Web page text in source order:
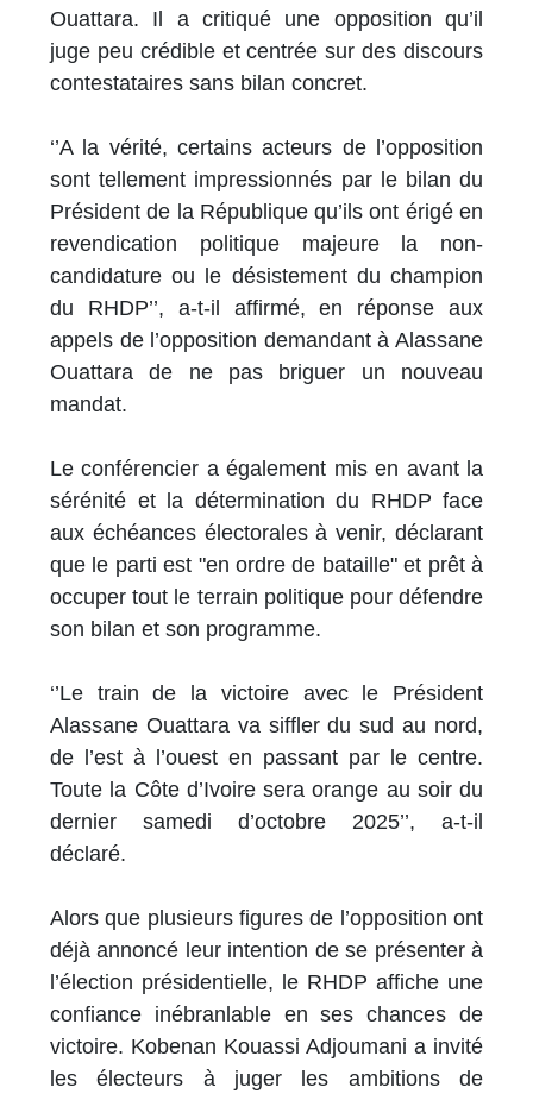
Ouattara. Il a critiqué une opposition qu’il
juge peu crédible et centrée sur des discours
contestataires sans bilan concret.
‘’A la vérité, certains acteurs de l’opposition
sont tellement impressionnés par le bilan du
Président de la République qu’ils ont érigé en
revendication politique majeure la non-
candidature ou le désistement du champion
du RHDP’’, a-t-il affirmé, en réponse aux
appels de l’opposition demandant à Alassane
Ouattara de ne pas briguer un nouveau
mandat.
Le conférencier a également mis en avant la
sérénité et la détermination du RHDP face
aux échéances électorales à venir, déclarant
que le parti est "en ordre de bataille" et prêt à
occuper tout le terrain politique pour défendre
son bilan et son programme.
‘’Le train de la victoire avec le Président
Alassane Ouattara va siffler du sud au nord,
de l’est à l’ouest en passant par le centre.
Toute la Côte d’Ivoire sera orange au soir du
dernier samedi d’octobre 2025’’, a-t-il
déclaré.
Alors que plusieurs figures de l’opposition ont
déjà annoncé leur intention de se présenter à
l’élection présidentielle, le RHDP affiche une
confiance inébranlable en ses chances de
victoire. Kobenan Kouassi Adjoumani a invité
les électeurs à juger les ambitions de